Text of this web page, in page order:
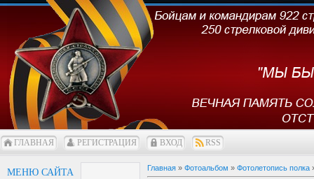
ГЛАВНАЯ РЕГИСТРАЦИЯ ВХОД RSS
МЕНЮ САЙТА Главная » Фотоальбом » Фотолетопись полка